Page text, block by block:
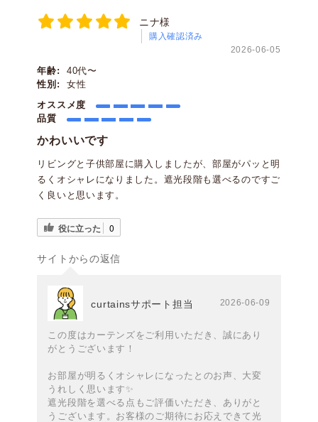
ニナ様
購入確認済み
2026-06-05
年齢:
40代〜
性別:
女性
オススメ度
品質
かわいいです
リビングと子供部屋に購入しましたが、部屋がパッと明
るくオシャレになりました。遮光段階も選べるのですご
く良いと思います。
役に立った 0
サイトからの返信
curtainsサポート担当 2026-06-09
この度はカーテンズをご利用いただき、誠にあり
がとうございます！
お部屋が明るくオシャレになったとのお声、大変
うれしく思います✨️
遮光段階を選べる点もご評価いただき、ありがと
うございます。お客様のご期待にお応えできて光